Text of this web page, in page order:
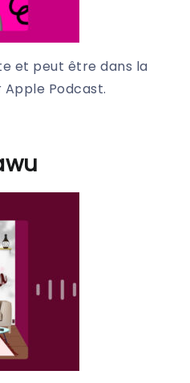
et peut être dans la
Podcast.